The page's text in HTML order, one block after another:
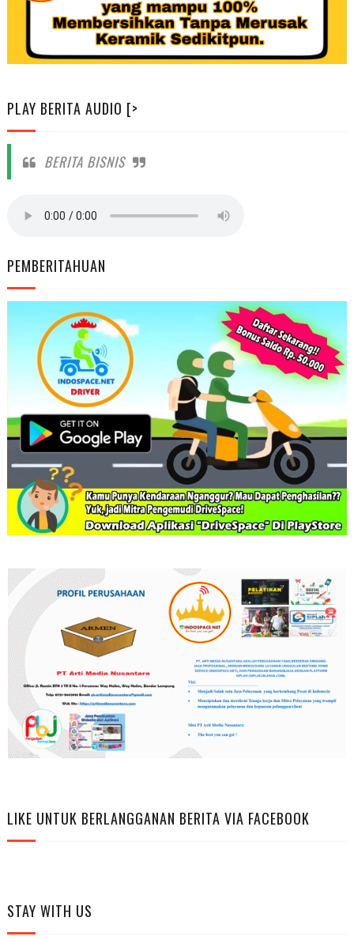
PLAY BERITA AUDIO [>
BERITA BISNIS
PEMBERITAHUAN
LIKE UNTUK BERLANGGANAN BERITA VIA FACEBOOK
STAY WITH US